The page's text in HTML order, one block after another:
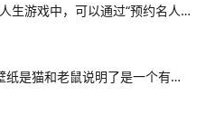
的趣味性。6、在模拟人生游戏中，可以通过“预约名人净身”的方式重新分配名气点数，具体操作如下打开游戏并进入页面启动模拟人生游戏，进入主游戏界面点击手机并选择“家庭”选项在游戏界面中，左键点击角色携带的手机图标，在弹出的菜单中选择家庭选项预约“名人净身”在家庭选项菜单中，找到并点击预约。7、
road A。男生的锁屏壁纸是猫和老鼠说明了是一个有爱心的人根据查询相关信息显示，男生的锁屏壁纸是猫和老鼠的，表明是一个有爱心的宠物奴才，很喜欢动物还有很多是喜爱猫，老鼠没